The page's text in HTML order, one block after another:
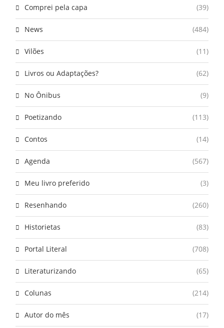
Comprei pela capa (39)
News (484)
Vilões (11)
Livros ou Adaptações? (62)
No Ônibus (9)
Poetizando (113)
Contos (14)
Agenda (567)
Meu livro preferido (3)
Resenhando (260)
Historietas (83)
Portal Literal (708)
Literaturizando (65)
Colunas (214)
Autor do mês (17)